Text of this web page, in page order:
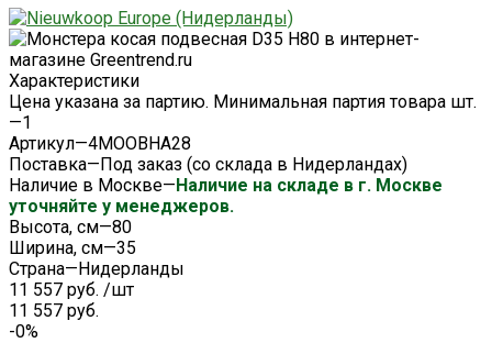
Характеристики
Цена указана за партию. Минимальная партия товара шт.
—1
Артикул—4MOOBHA28
Поставка—Под заказ (со склада в Нидерландах)
Наличие в Москве—Наличие на складе в г. Москве
уточняйте у менеджеров.
Высота, см—80
Ширина, см—35
Страна—Нидерланды
11 557 руб. /шт
11 557 руб.
-0%